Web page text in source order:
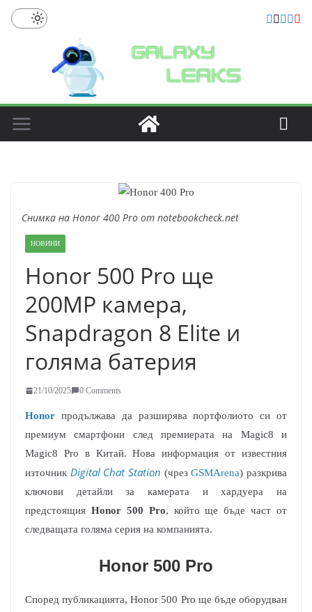
Skip
Снимка на Honor 400 Pro от notebookcheck.net
НОВИНИ
Honor 500 Pro ще
200MP камера,
Snapdragon 8 Elite и
голяма батерия
21/10/2025 0 Comments
Honor продължава да разширява портфолиото си от
премиум смартфони след премиерата на Magic8 и
Magic8 Pro в Китай. Нова информация от известния
източник Digital Chat Station (чрезGSMArena) разкрива
ключови детайли за камерата и хардуера на
предстоящия Honor 500 Pro, който ще бъде част от
следващата голяма серия на компанията.
Honor 500 Pro
Според публикацията, Honor 500 Pro ще бъде оборудван